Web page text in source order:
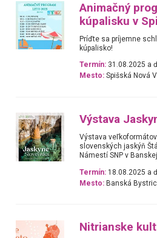
Animačný
kúpalisku v
Príďte sa príjemne
kúpalisko!
Termín: 31.08.2025 a
Mesto: Spišská Nová
Výstava
Výstava
slovenských jaskýň
Námestí SNP v
Termín: 18.08.2025 a
Mesto: Banská
Nitrianske